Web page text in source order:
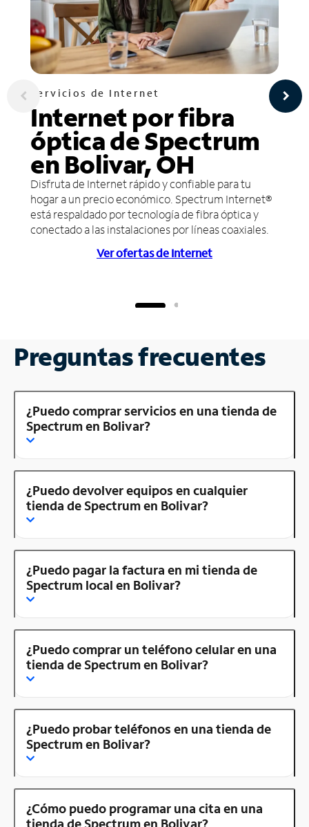
Servicios de Internet
Internet por fibra
óptica de Spectrum
en Bolivar, OH
Disfruta de Internet rápido y confiable para tu
hogar a un precio económico. Spectrum Internet®
está respaldado por tecnología de fibra óptica y
conectado a las instalaciones por líneas coaxiales.
Ver ofertas de Internet
Preguntas frecuentes
¿Puedo comprar servicios en una tienda de
Spectrum en Bolivar?
¿Puedo devolver equipos en cualquier
tienda de Spectrum en Bolivar?
¿Puedo pagar la factura en mi tienda de
Spectrum local en Bolivar?
¿Puedo comprar un teléfono celular en una
tienda de Spectrum en Bolivar?
¿Puedo probar teléfonos en una tienda de
Spectrum en Bolivar?
¿Cómo puedo programar una cita en una
tienda de Spectrum en Bolivar?